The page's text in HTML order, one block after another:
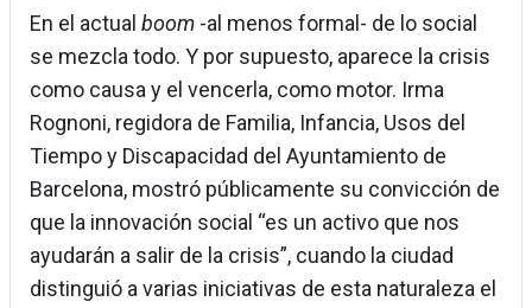
En el actual boom -al menos formal- de lo social
se mezcla todo. Y por supuesto, aparece la crisis
como causa y el vencerla, como motor. Irma
Rognoni, regidora de Familia, Infancia, Usos del
Tiempo y Discapacidad del Ayuntamiento de
Barcelona, mostró públicamente su convicción de
que la innovación social “es un activo que nos
ayudarán a salir de la crisis”, cuando la ciudad
distinguió a varias iniciativas de esta naturaleza el